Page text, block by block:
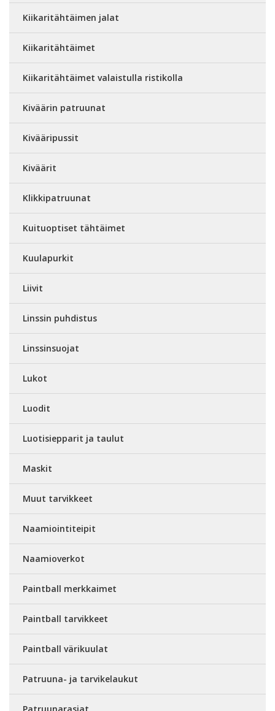
Kiikaritähtäimen jalat
Kiikaritähtäimet
Kiikaritähtäimet valaistulla ristikolla
Kiväärin patruunat
Kivääripussit
Kiväärit
Klikkipatruunat
Kuituoptiset tähtäimet
Kuulapurkit
Liivit
Linssin puhdistus
Linssinsuojat
Lukot
Luodit
Luotisiepparit ja taulut
Maskit
Muut tarvikkeet
Naamiointiteipit
Naamioverkot
Paintball merkkaimet
Paintball tarvikkeet
Paintball värikuulat
Patruuna- ja tarvikelaukut